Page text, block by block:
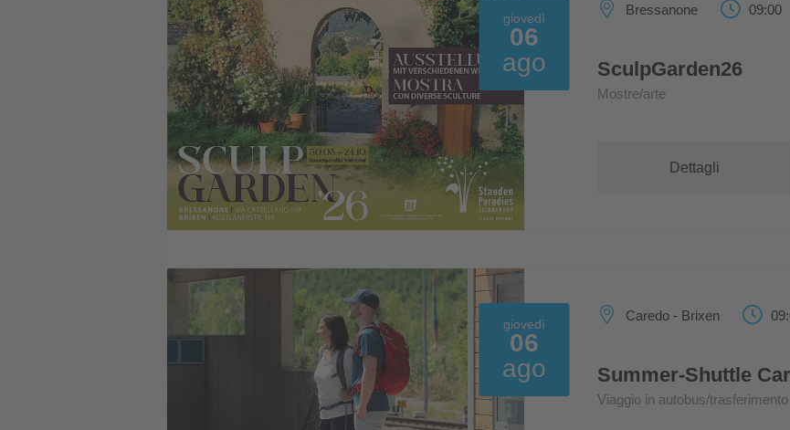
giovedì
06
ago
Bressanone 09:00
SculpGarden26
Mostre/arte
Dettagli
giovedì
06
ago
Caredo - Brixen
Summer-Shuttle
Viaggio in autobus/trasferimento